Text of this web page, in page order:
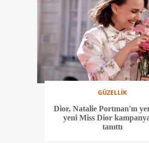
GÜZELLİK
Dior, Natalie Portman'ın yer
yeni Miss Dior
tanıttı